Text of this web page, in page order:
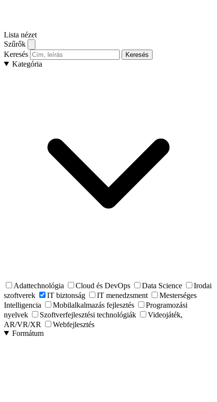
Lista nézet
Szűrők
Keresés
Keresés
Kategória
Adattechnológia Cloud és DevOps Data Science
Irodai
szoftverek
IT biztonság IT menedzsment
Mesterséges
Intelligencia
Mobilalkalmazás fejlesztés
Programozási
nyelvek
Szoftverfejlesztési technológiák
Videojáték,
AR/VR/XR
Webfejlesztés
Formátum